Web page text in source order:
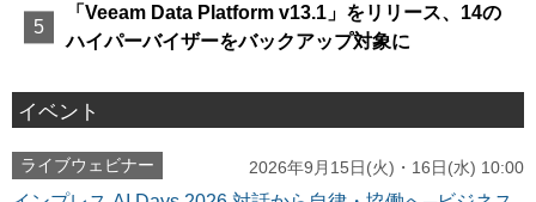
「Veeam Data Platform v13.1」をリリース、14の
ハイパーバイザーをバックアップ対象に
イベント
ライブウェビナー 2026年9月15日(火)・16日(水) 10:00